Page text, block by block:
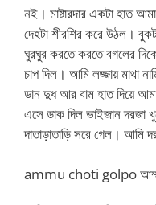
নই। মাষ্টারদার একটা হাত
দেহটা শীরশির করে উঠল।
ঘুরঘুর করতে করতে বগলের
চাপ দিল। আমি লজ্জায় মাথা
ডান দুধ আর বাম হাত দিয়ে
এসে ডাক দিল ভাইজান দরজা
দাতাড়াতাড়ি সরে গেল।
ammu choti golpo আম্মুকে